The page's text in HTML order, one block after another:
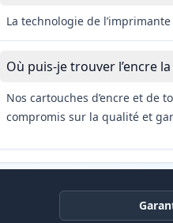
La technologie de
Où puis-je trouver l’encre
Nos cartouches d’encre et de
compromis sur la qualité et